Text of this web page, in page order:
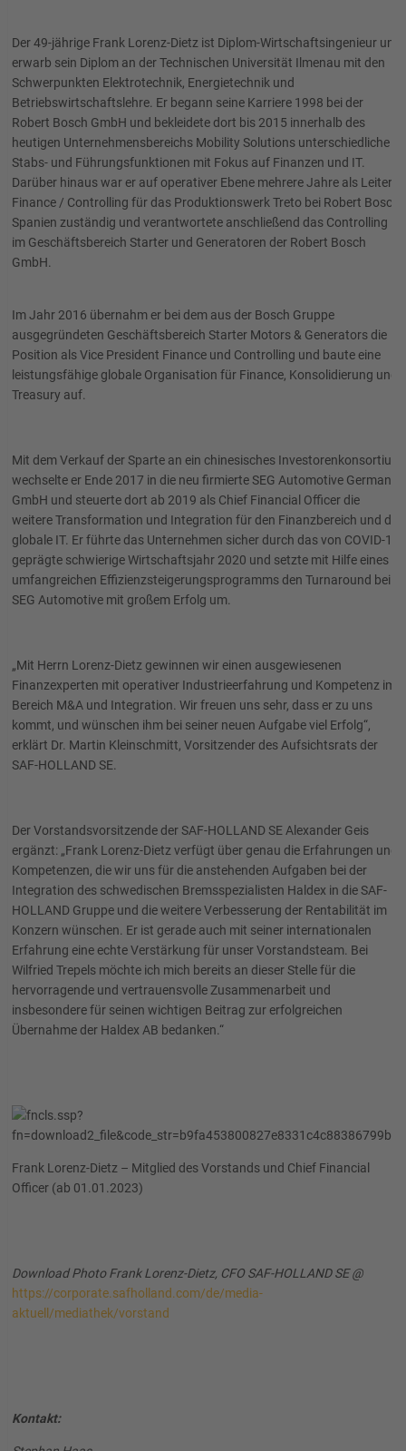
Der 49-jährige Frank Lorenz-Dietz ist Diplom-Wirtschaftsingenieur und
erwarb sein Diplom an der Technischen Universität Ilmenau mit den
Schwerpunkten Elektrotechnik, Energietechnik und
Betriebswirtschaftslehre. Er begann seine Karriere 1998 bei der
Robert Bosch GmbH und bekleidete dort bis 2015 innerhalb des
heutigen Unternehmensbereichs Mobility Solutions unterschiedliche
Stabs- und Führungsfunktionen mit Fokus auf Finanzen und IT.
Darüber hinaus war er auf operativer Ebene mehrere Jahre als Leiter
Finance / Controlling für das Produktionswerk Treto bei Robert Bosch
Spanien zuständig und verantwortete anschließend das Controlling
im Geschäftsbereich Starter und Generatoren der Robert Bosch
GmbH.
Im Jahr 2016 übernahm er bei dem aus der Bosch Gruppe
ausgegründeten Geschäftsbereich Starter Motors & Generators die
Position als Vice President Finance und Controlling und baute eine
leistungsfähige globale Organisation für Finance, Konsolidierung und
Treasury auf.
Mit dem Verkauf der Sparte an ein chinesisches Investorenkonsortium
wechselte er Ende 2017 in die neu firmierte SEG Automotive Germany
GmbH und steuerte dort ab 2019 als Chief Financial Officer die
weitere Transformation und Integration für den Finanzbereich und die
globale IT. Er führte das Unternehmen sicher durch das von COVID-19
geprägte schwierige Wirtschaftsjahr 2020 und setzte mit Hilfe eines
umfangreichen Effizienzsteigerungsprogramms den Turnaround bei
SEG Automotive mit großem Erfolg um.
„Mit Herrn Lorenz-Dietz gewinnen wir einen ausgewiesenen
Finanzexperten mit operativer Industrieerfahrung und Kompetenz im
Bereich M&A und Integration. Wir freuen uns sehr, dass er zu uns
kommt, und wünschen ihm bei seiner neuen Aufgabe viel Erfolg“,
erklärt Dr. Martin Kleinschmitt, Vorsitzender des Aufsichtsrats der
SAF-HOLLAND SE.
Der Vorstandsvorsitzende der SAF-HOLLAND SE Alexander Geis
ergänzt: „Frank Lorenz-Dietz verfügt über genau die Erfahrungen und
Kompetenzen, die wir uns für die anstehenden Aufgaben bei der
Integration des schwedischen Bremsspezialisten Haldex in die SAF-
HOLLAND Gruppe und die weitere Verbesserung der Rentabilität im
Konzern wünschen. Er ist gerade auch mit seiner internationalen
Erfahrung eine echte Verstärkung für unser Vorstandsteam. Bei
Wilfried Trepels möchte ich mich bereits an dieser Stelle für die
hervorragende und vertrauensvolle Zusammenarbeit und
insbesondere für seinen wichtigen Beitrag zur erfolgreichen
Übernahme der Haldex AB bedanken.“
Frank Lorenz-Dietz – Mitglied des Vorstands und Chief Financial
Officer (ab 01.01.2023)
Download Photo Frank Lorenz-Dietz, CFO SAF-HOLLAND SE @
https://corporate.safholland.com/de/media-
aktuell/mediathek/vorstand
Kontakt: